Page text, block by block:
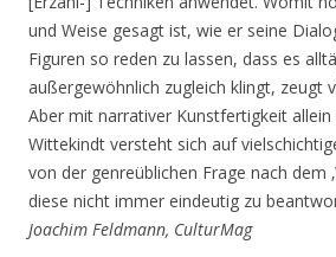
und Weise gesagt ist, wie er seine
Figuren so reden zu lassen, dass es
außergewöhnlich zugleich klingt, zeugt
Aber mit narrativer Kunstfertigkeit
Wittekindt versteht sich auf
von der genreüblichen Frage nach dem
diese nicht immer eindeutig zu
Joachim Feldmann, CulturMag